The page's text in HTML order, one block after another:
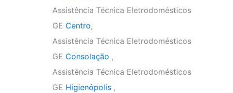
Assistência Técnica Eletrodomésticos
GE Centro,
Assistência Técnica Eletrodomésticos
GE Consolação ,
Assistência Técnica Eletrodomésticos
GE Higienópolis ,